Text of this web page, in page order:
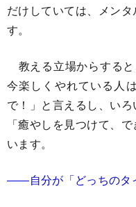
だけしていては、メン
す。
教える立場からすると
今楽しくやれている人
で！」と言えるし、いろ
「癒やしを見つけて、
います。
――自分が「どっちのタ